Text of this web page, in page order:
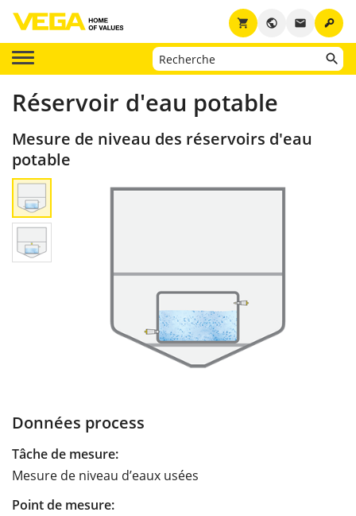
key
email
public
shopping_cart
Réservoir d'eau potable
Mesure de niveau des réservoirs d'eau
potable
Données process
Tâche de mesure:
Mesure de niveau d’eaux usées
Point de mesure: